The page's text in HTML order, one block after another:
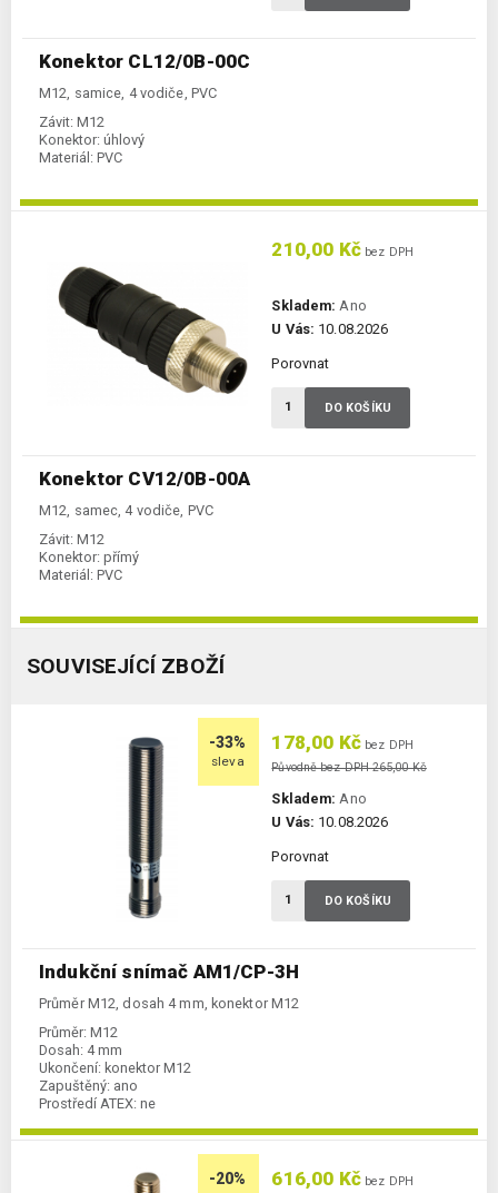
Konektor CL12/0B-00C
M12, samice, 4 vodiče, PVC
Závit: M12
Konektor: úhlový
Materiál: PVC
Konektor CV12/0B-00A
M12, samec, 4 vodiče, PVC
Závit: M12
Konektor: přímý
Materiál: PVC
210,00 Kč bez DPH
Skladem: Ano
U Vás: 10.08.2026
Porovnat
DO KOŠÍKU
SOUVISEJÍCÍ ZBOŽÍ
-33%
sleva
Indukční snímač AM1/CP-3H
Průměr M12, dosah 4 mm, konektor M12
Průměr: M12
Dosah: 4 mm
Ukončení: konektor M12
Zapuštěný: ano
Prostředí ATEX: ne
178,00 Kč bez DPH
Původně bez DPH 265,00 Kč
Skladem: Ano
U Vás: 10.08.2026
Porovnat
DO KOŠÍKU
-20% 616,00 Kč bez DPH